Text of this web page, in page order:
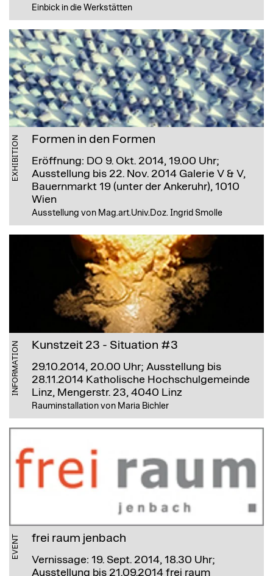
Einbick in die Werkstätten
EXHIBITION Formen in den Formen
Eröffnung: DO 9. Okt. 2014, 19.00 Uhr;
Ausstellung bis 22. Nov. 2014 Galerie V & V,
Bauernmarkt 19 (unter der Ankeruhr), 1010
Wien
Ausstellung von Mag.art.Univ.Doz. Ingrid Smolle
INFORMATION Kunstzeit 23 - Situation #3
29.10.2014, 20.00 Uhr; Ausstellung bis
28.11.2014 Katholische Hochschulgemeinde
Linz, Mengerstr. 23, 4040 Linz
Rauminstallation von Maria Bichler
EVENT frei raum jenbach
Vernissage: 19. Sept. 2014, 18.30 Uhr;
Ausstellung bis 21.09.2014 frei raum